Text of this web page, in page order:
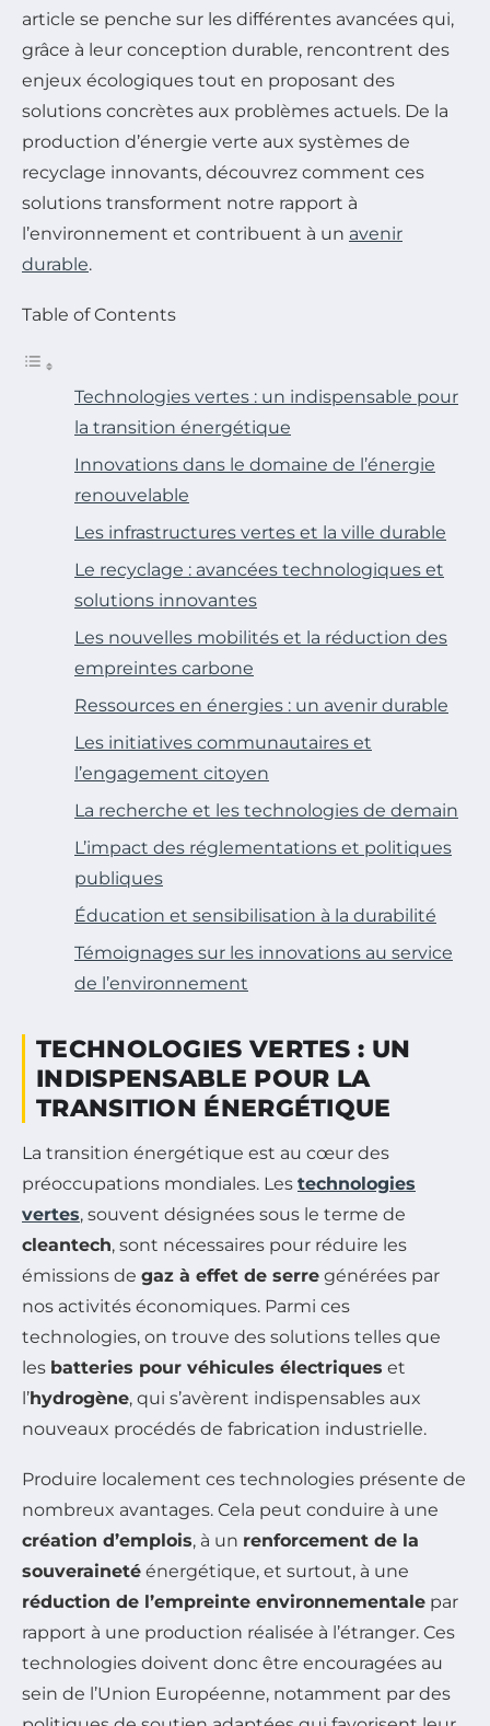
article se penche sur les différentes avancées qui,
grâce à leur conception durable, rencontrent des
enjeux écologiques tout en proposant des
solutions concrètes aux problèmes actuels. De la
production d’énergie verte aux systèmes de
recyclage innovants, découvrez comment ces
solutions transforment notre rapport à
l’environnement et contribuent à un avenir
durable.
Table of Contents
Technologies vertes : un indispensable pour
la transition énergétique
Innovations dans le domaine de l’énergie
renouvelable
Les infrastructures vertes et la ville durable
Le recyclage : avancées technologiques et
solutions innovantes
Les nouvelles mobilités et la réduction des
empreintes carbone
Ressources en énergies : un avenir durable
Les initiatives communautaires et
l’engagement citoyen
La recherche et les technologies de demain
L’impact des réglementations et politiques
publiques
Éducation et sensibilisation à la durabilité
Témoignages sur les innovations au service
de l’environnement
TECHNOLOGIES VERTES : UN
INDISPENSABLE POUR LA
TRANSITION ÉNERGÉTIQUE
La transition énergétique est au cœur des
préoccupations mondiales. Les technologies
vertes, souvent désignées sous le terme de
cleantech, sont nécessaires pour réduire les
émissions de gaz à effet de serre générées par
nos activités économiques. Parmi ces
technologies, on trouve des solutions telles que
les batteries pour véhicules électriques et
l’hydrogène, qui s’avèrent indispensables aux
nouveaux procédés de fabrication industrielle.
Produire localement ces technologies présente de
nombreux avantages. Cela peut conduire à une
création d’emplois, à un renforcement de la
souveraineté énergétique, et surtout, à une
réduction de l’empreinte environnementale par
rapport à une production réalisée à l’étranger. Ces
technologies doivent donc être encouragées au
sein de l’Union Européenne, notamment par des